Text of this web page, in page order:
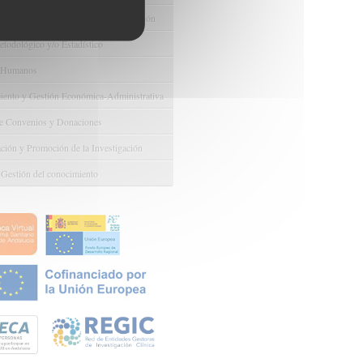
Ayudas y Oportunidad de Financiación
y/o Estadístico
y Gestión Económica-Administrativa
Convenios y Donaciones
y Promoción de la Investigación
del conocimiento